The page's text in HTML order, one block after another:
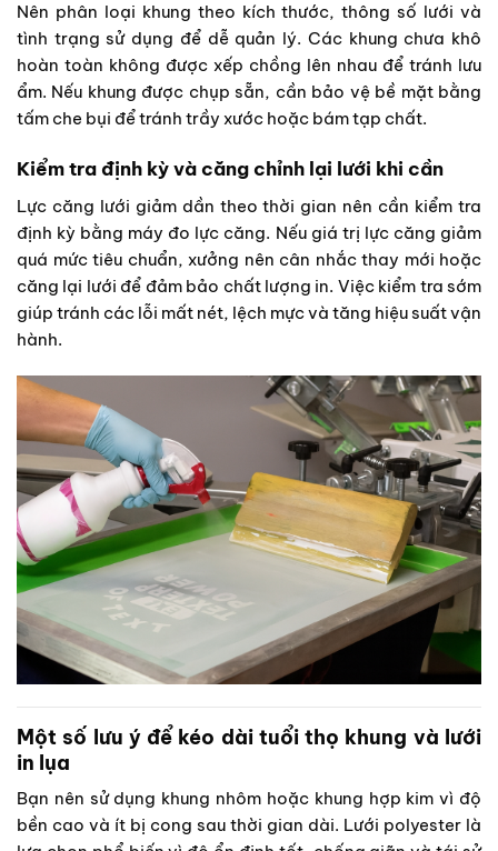
Nên phân loại khung theo kích thước, thông số lưới và
tình trạng sử dụng để dễ quản lý. Các khung chưa khô
hoàn toàn không được xếp chồng lên nhau để tránh lưu
ẩm. Nếu khung được chụp sẵn, cần bảo vệ bề mặt bằng
tấm che bụi để tránh trầy xước hoặc bám tạp chất.
Kiểm tra định kỳ và căng chỉnh lại lưới khi cần
Lực căng lưới giảm dần theo thời gian nên cần kiểm tra
định kỳ bằng máy đo lực căng. Nếu giá trị lực căng giảm
quá mức tiêu chuẩn, xưởng nên cân nhắc thay mới hoặc
căng lại lưới để đảm bảo chất lượng in. Việc kiểm tra sớm
giúp tránh các lỗi mất nét, lệch mực và tăng hiệu suất vận
hành.
Một số lưu ý để kéo dài tuổi thọ khung và lưới
in lụa
Bạn nên sử dụng khung nhôm hoặc khung hợp kim vì độ
bền cao và ít bị cong sau thời gian dài. Lưới polyester là